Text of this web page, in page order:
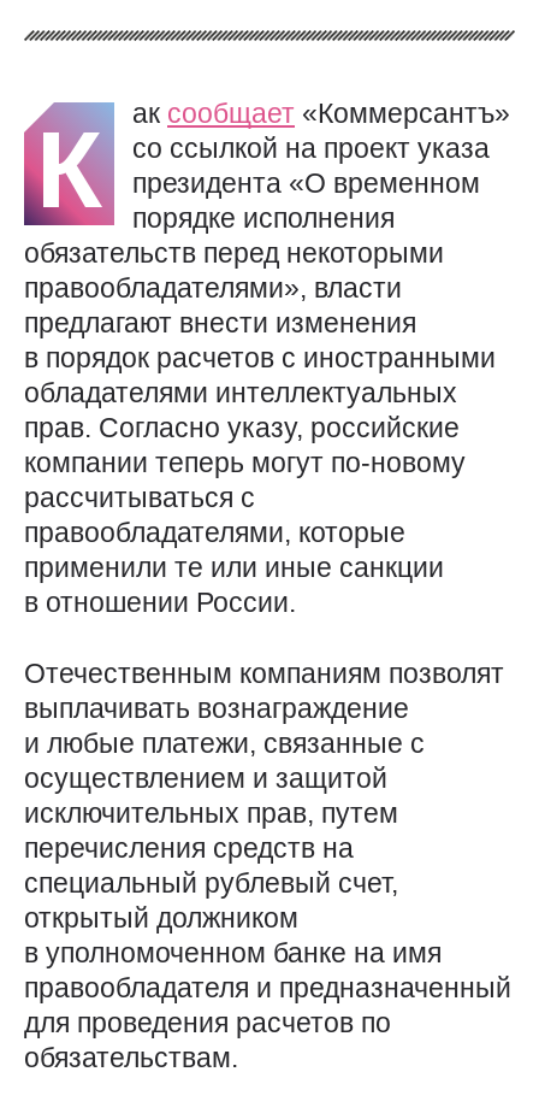
К ак сообщает «Коммерсантъ»
со ссылкой на проект указа
президента «О временном
порядке исполнения
обязательств перед некоторыми
правообладателями», власти
предлагают внести изменения
в порядок расчетов с иностранными
обладателями интеллектуальных
прав. Согласно указу, российские
компании теперь могут по-новому
рассчитываться с
правообладателями, которые
применили те или иные санкции
в отношении России.
Отечественным компаниям позволят
выплачивать вознаграждение
и любые платежи, связанные с
осуществлением и защитой
исключительных прав, путем
перечисления средств на
специальный рублевый счет,
открытый должником
в уполномоченном банке на имя
правообладателя и предназначенный
для проведения расчетов по
обязательствам.